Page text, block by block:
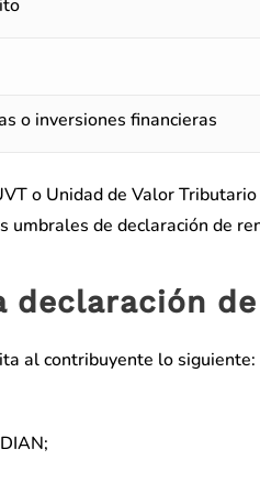
o inversiones financieras
o Unidad de Valor
umbrales de declaración de
declaración
al contribuyente lo siguiente: